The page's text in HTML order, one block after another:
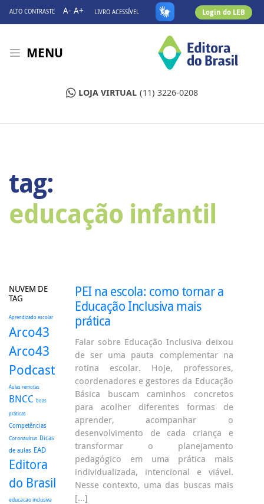
ALTO CONTRASTE A- A+ LIVRO ACESSÍVEL Login do LEB
MENU
LOJA VIRTUAL (11) 3226-0208
tag:
educação infantil
NUVEM DE
TAG
Aprendizado escolar
Arco43
Arco43
Podcast
Aulas remotas
BNCC boas
práticas
Competências
Coronavírus Dicas
de aulas EAD
Editora
do Brasil
educacao inclusiva
PEI na escola: como tornar a
Educação Inclusiva mais
prática
Falar sobre Educação Inclusiva deixou
de ser uma pauta complementar na
rotina escolar. Hoje, professores,
coordenadores e gestores da Educação
Básica buscam caminhos concretos
para acolher diferentes formas de
aprender, acompanhar o
desenvolvimento de cada criança e
transformar o planejamento
pedagógico em uma prática mais
individualizada, intencional e viável.
Nesse contexto, uma das buscas mais
[…]